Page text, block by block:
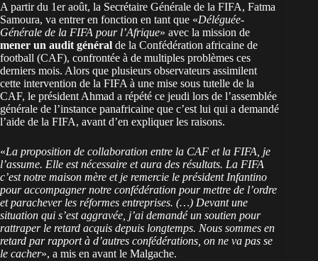
A partir du 1er août, la Secrétaire Générale de la FIFA, Fatma
Samoura, va entrer en fonction en tant que «Déléguée-
Générale de la FIFA pour l’Afrique» avec la mission de
mener un audit général de la Confédération africaine de
football (CAF), confrontée à de multiples problèmes ces
derniers mois. Alors que plusieurs observateurs assimilent
cette intervention de la FIFA à une mise sous tutelle de la
CAF, le président Ahmad a répété ce jeudi lors de l’assemblée
générale de l’instance panafricaine que c’est lui qui a demandé
l’aide de la FIFA, avant d’en expliquer les raisons.
«La proposition de collaboration entre la CAF et la FIFA, je
l’assume. Elle est nécessaire et aura des résultats. La FIFA
c’est notre maison mère et je remercie le président Infantino
pour accompagner notre confédération pour mettre de l’ordre
et parachever les réformes entreprises. (…) Devant une
situation qui s’est aggravée, j’ai demandé un soutien pour
rattraper le retard acquis depuis longtemps. Nous sommes en
retard par rapport à d’autres confédérations, on ne va pas se
le cacher», a mis en avant le Malgache.